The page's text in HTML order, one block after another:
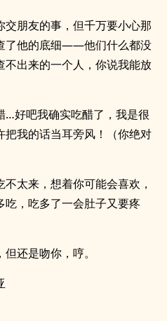
朋友的事，但千万要小心那
他的底细——他们什么都没
出来的一个人，你说我能放
…好吧我确实吃醋了，我是很
我的话当耳旁风！（你绝对
太来，想着你可能会喜欢，
，吃多了一会肚子又要疼
还是吻你，哼。